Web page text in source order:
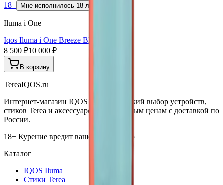
18+ Мне исполнилось 18 лет
Iluma i One
Iqos Iluma i One Breeze Blue
8 500 ₽10 000 ₽
В корзину
TereaIQOS.ru
Интернет-магазин IQOS Iluma. Широкий выбор устройств,
стиков Terea и аксессуаров по выгодным ценам с доставкой по
России.
18+ Курение вредит вашему здоровью
Каталог
IQOS Iluma
Стики Terea